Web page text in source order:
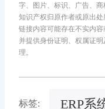
字、图片、标识、广告、
知识产权归原作者或原出
链接内容可能存在不实内
并提供身份证明、权属证
理。
标签: ERP系